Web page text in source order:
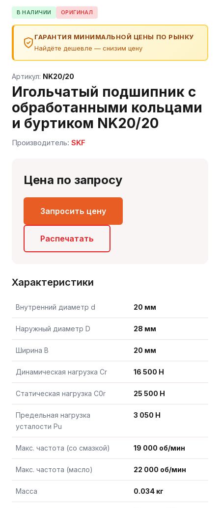
В НАЛИЧИИ ОРИГИНАЛ
ГАРАНТИЯ МИНИМАЛЬНОЙ ЦЕНЫ ПО РЫНКУ
Найдёте дешевле — снизим цену
Артикул: NK20/20
Игольчатый подшипник с
обработанными кольцами
и буртиком NK20/20
Производитель: SKF
Цена по запросу
Запросить цену
Распечатать
Характеристики
Внутренний диаметр d 20 мм
Наружный диаметр D 28 мм
Ширина B 20 мм
Динамическая нагрузка Cr 16 500 Н
Статическая нагрузка C0r 25 500 Н
Предельная нагрузка
усталости Pu
3 050 Н
Макс. частота (со смазкой) 19 000 об/мин
Макс. частота (масло) 22 000 об/мин
Масса 0.034 кг
Сергей — первый в отрасли ИИ-эксперт по
подшипникам